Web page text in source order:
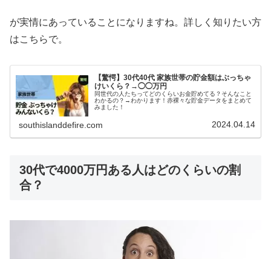
が実情にあっていることになりますね。詳しく知りたい方
はこちらで。
【驚愕】30代40代 家族世帯の貯金額はぶっちゃ
けいくら？→◯◯万円
同世代の人たちってどのくらいお金貯めてる？そんなこと
わかるの？→わかります！赤裸々な貯金データをまとめて
みました！
southislanddefire.com 2024.04.14
30代で4000万円ある人はどのくらいの割
合？